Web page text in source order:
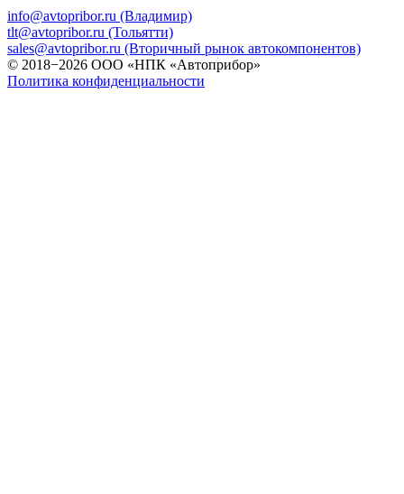
info@avtopribor.ru (Владимир)
tlt@avtopribor.ru (Тольятти)
sales@avtopribor.ru (Вторичный рынок автокомпонентов)
© 2018−2026 ООО «НПК «Автоприбор»
Политика конфиденциальности